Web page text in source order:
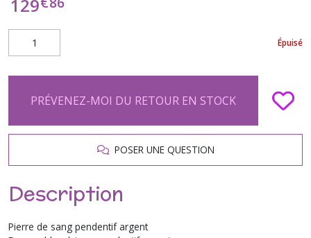
129
Épuisé
PRÉVENEZ-MOI DU RETOUR EN STOCK
POSER UNE QUESTION
Description
Pierre de sang pendentif argent